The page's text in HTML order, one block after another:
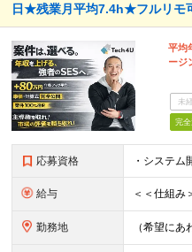
日★残業月平均7.4h★フルリモ
平均
ージ
未
完全
応募資格
給与
勤務地